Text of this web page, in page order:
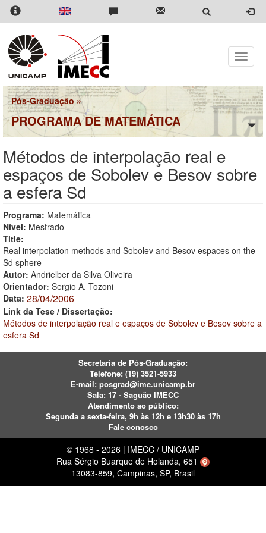
Pular
para
conteúdo
principal
Toggle
Pós-Graduação »
PROGRAMA DE MATEMÁTICA
Métodos de interpolação real e
espaços de Sobolev e Besov sobre
a esfera Sd
Programa: Matemática
Nível: Mestrado
Title:
Real interpolation methods and Sobolev and Besov espaces on the
Sd sphere
Autor: Andrielber da Silva Oliveira
Orientador: Sergio A. Tozoni
Data: 28/04/2006
Link da Tese / Dissertação:
Métodos de interpolação real e espaços de Sobolev e Besov sobre a
esfera Sd
Secretaria de Pós-Graduação:
Telefone: (19) 3521-5933
E-mail: posgrad@ime.unicamp.br
Sala: 17 - Saguão IMECC
Atendimento ao público:
Segunda a sexta-feira, 9h às 12h e 13h30 às 17h
Fale conosco
© 1968 - 2026 | IMECC / UNICAMP
Rua Sérgio Buarque de Holanda, 651
13083-859, Campinas, SP, Brasil